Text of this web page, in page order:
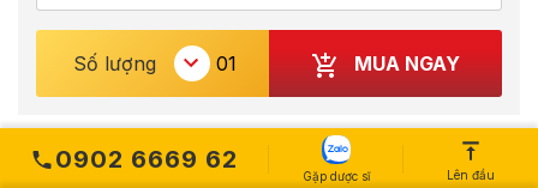
Số lượng MUA NGAY
Các sản phẩm bổ trợ
0902 6669 62
Gặp dược sĩ Lên đầu